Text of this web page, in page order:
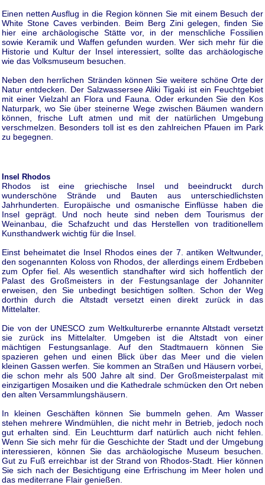
Einen netten Ausflug in die Region können Sie mit einem Besuch der
White Stone Caves verbinden. Beim Berg Zini gelegen, finden Sie
hier eine archäologische Stätte vor, in der menschliche Fossilien
sowie Keramik und Waffen gefunden wurden. Wer sich mehr für die
Historie und Kultur der Insel interessiert, sollte das archäologische
wie das Volksmuseum besuchen.
Neben den herrlichen Stränden können Sie weitere schöne Orte der
Natur entdecken. Der Salzwassersee Aliki Tigaki ist ein Feuchtgebiet
mit einer Vielzahl an Flora und Fauna. Oder erkunden Sie den Kos
Naturpark, wo Sie über steinerne Wege zwischen Bäumen wandern
können, frische Luft atmen und mit der natürlichen Umgebung
verschmelzen. Besonders toll ist es den zahlreichen Pfauen im Park
zu begegnen.
Insel Rhodos
Rhodos ist eine griechische Insel und beeindruckt durch
wunderschöne Strände und Bauten aus unterschiedlichsten
Jahrhunderten. Europäische und osmanische Einflüsse haben die
Insel geprägt. Und noch heute sind neben dem Tourismus der
Weinanbau, die Schafzucht und das Herstellen von traditionellem
Kunsthandwerk wichtig für die Insel.
Einst beheimatet die Insel Rhodos eines der 7. antiken Weltwunder,
den sogenannten Koloss von Rhodos, der allerdings einem Erdbeben
zum Opfer fiel. Als wesentlich standhafter wird sich hoffentlich der
Palast des Großmeisters in der Festungsanlage der Johanniter
erweisen, den Sie unbedingt besichtigen sollten. Schon der Weg
dorthin durch die Altstadt versetzt einen direkt zurück in das
Mittelalter.
Die von der UNESCO zum Weltkulturerbe ernannte Altstadt versetzt
sie zurück ins Mittelalter. Umgeben ist die Altstadt von einer
mächtigen Festungsanlage. Auf den Stadtmauern können Sie
spazieren gehen und einen Blick über das Meer und die vielen
kleinen Gassen werfen. Sie kommen an Straßen und Häusern vorbei,
die schon mehr als 500 Jahre alt sind. Der Großmeisterpalast mit
einzigartigen Mosaiken und die Kathedrale schmücken den Ort neben
den alten Versammlungshäusern.
In kleinen Geschäften können Sie bummeln gehen. Am Wasser
stehen mehrere Windmühlen, die nicht mehr in Betrieb, jedoch noch
gut erhalten sind. Ein Leuchtturm darf natürlich auch nicht fehlen.
Wenn Sie sich mehr für die Geschichte der Stadt und der Umgebung
interessieren, können Sie das archäologische Museum besuchen.
Gut zu Fuß erreichbar ist der Strand von Rhodos-Stadt. Hier können
Sie sich nach der Besichtigung eine Erfrischung im Meer holen und
das mediterrane Flair genießen.